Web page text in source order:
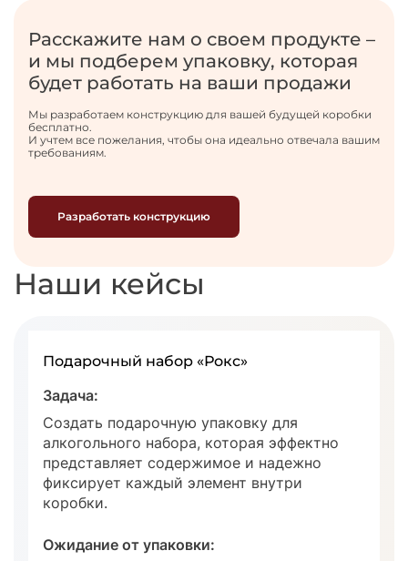
Расскажите нам о своем продукте –
и мы подберем упаковку, которая
будет работать на ваши продажи
Мы разработаем конструкцию для вашей будущей коробки
бесплатно.
И учтем все пожелания, чтобы она идеально отвечала вашим
требованиям.
Разработать конструкцию
Наши кейсы
Подарочный набор «Рокс»
Задача:
Создать подарочную упаковку для
алкогольного набора, которая эффектно
представляет содержимое и надежно
фиксирует каждый элемент внутри
коробки.
Ожидание от упаковки: